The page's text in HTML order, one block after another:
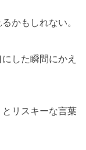
かもしれない。
した瞬間にかえ
リスキーな言葉